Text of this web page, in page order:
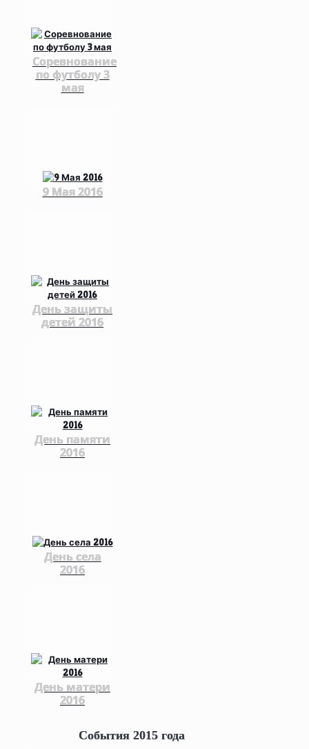
Соревнование
по футболу 3
мая
9 Мая 2016
День защиты
детей 2016
День памяти
2016
День села
2016
День матери
2016
События 2015 года